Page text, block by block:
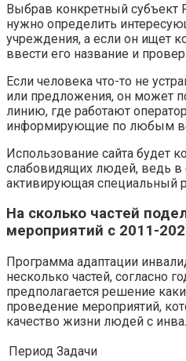
Выбрав конкретный субъект
нужно определить
учреждения, а если он ищет
ввести его название и
Если человека что-то не
или предложения, он может
линию, где работают
информирующие по любым
Использование сайта будет
слабовидящих людей, ведь в
активирующая специальный
На сколько частей
мероприятий с 2011-
Программа адаптации
несколько частей, согласно
предполагается решение
проведение мероприятий,
качество жизни людей с
Период Задачи